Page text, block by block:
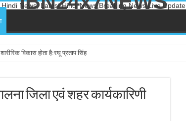
Hindi News, Latest Hindi News,Breaking News,Live Update
विकास होता है:रघू प्रताप सिंह
जिला एवं शहर कार्यकारिणी